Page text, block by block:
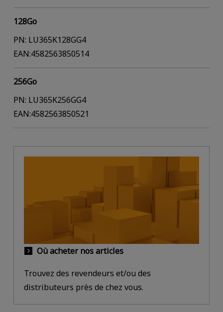
128Go
PN: LU365K128GG4
EAN:4582563850514
256Go
PN: LU365K256GG4
EAN:4582563850521
Où acheter nos articles
Trouvez des revendeurs et/ou des
distributeurs près de chez vous.